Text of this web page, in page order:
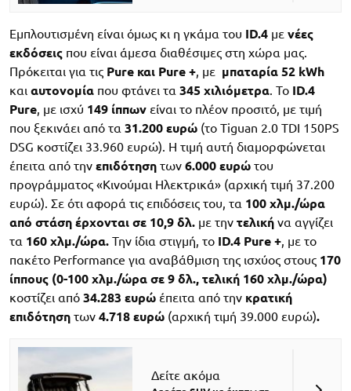
Εμπλουτισμένη είναι όμως κι η γκάμα του ID.4 με νέες
εκδόσεις που είναι άμεσα διαθέσιμες στη χώρα μας.
Πρόκειται για τις Pure και Pure +, με μπαταρία 52 kWh
και αυτονομία που φτάνει τα 345 χιλιόμετρα. Το ID.4
Pure, με ισχύ 149 ίππων είναι το πλέον προσιτό, με τιμή
που ξεκινάει από τα 31.200 ευρώ (το Tiguan 2.0 TDI 150PS
DSG κοστίζει 33.960 ευρώ). Η τιμή αυτή διαμορφώνεται
έπειτα από την επιδότηση των 6.000 ευρώ του
προγράμματος «Κινούμαι Ηλεκτρικά» (αρχική τιμή 37.200
ευρώ). Σε ότι αφορά τις επιδόσεις του, τα 100 χλμ./ώρα
από στάση έρχονται σε 10,9 δλ. με την τελική να αγγίζει
τα 160 χλμ./ώρα. Την ίδια στιγμή, το ID.4 Pure +, με το
πακέτο Performance για αναβάθμιση της ισχύος στους 170
ίππους (0-100 χλμ./ώρα σε 9 δλ., τελική 160 χλμ./ώρα)
κοστίζει από 34.283 ευρώ έπειτα από την κρατική
επιδότηση των 4.718 ευρώ (αρχική τιμή 39.000 ευρώ).
Δείτε ακόμα